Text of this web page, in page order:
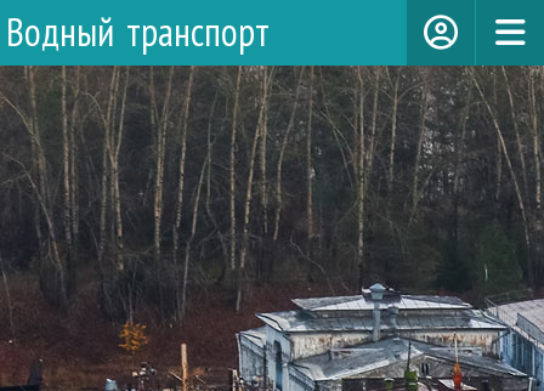
Водный транспорт